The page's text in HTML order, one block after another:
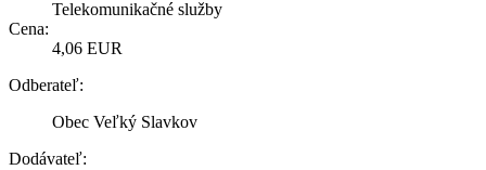
Telekomunikačné služby
Cena:
4,06 EUR
Odberateľ:
Obec Veľký Slavkov
Dodávateľ: